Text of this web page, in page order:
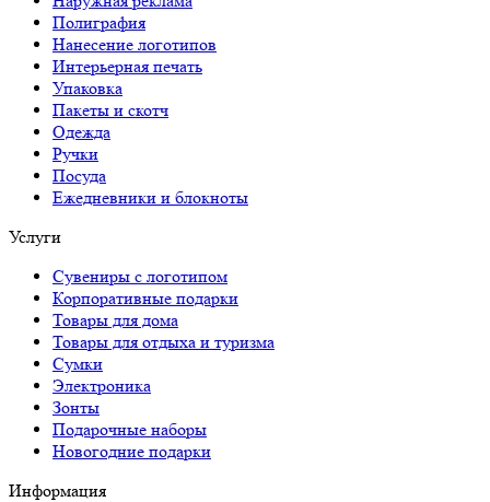
Полиграфия
Нанесение логотипов
Интерьерная печать
Упаковка
Пакеты и скотч
Одежда
Ручки
Посуда
Ежедневники и блокноты
Услуги
Сувениры с логотипом
Корпоративные подарки
Товары для дома
Товары для отдыха и туризма
Сумки
Электроника
Зонты
Подарочные наборы
Новогодние подарки
Информация